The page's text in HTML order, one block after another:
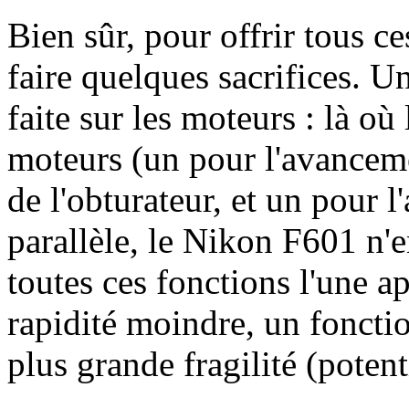
Bien sûr, pour offrir tous
faire quelques sacrifices.
faite sur les moteurs : là
moteurs (un pour
de l'obturateur, et un pour
parallèle, le Nikon F601
toutes ces fonctions l'une
rapidité moindre, un
plus grande fragilité